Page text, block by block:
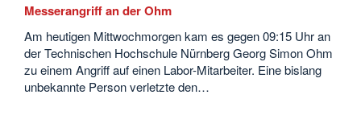
Messerangriff an der Ohm
Am heutigen Mittwochmorgen kam es gegen 09:15 Uhr an
der Technischen Hochschule Nürnberg Georg Simon Ohm
zu einem Angriff auf einen Labor-Mitarbeiter. Eine bislang
unbekannte Person verletzte den…